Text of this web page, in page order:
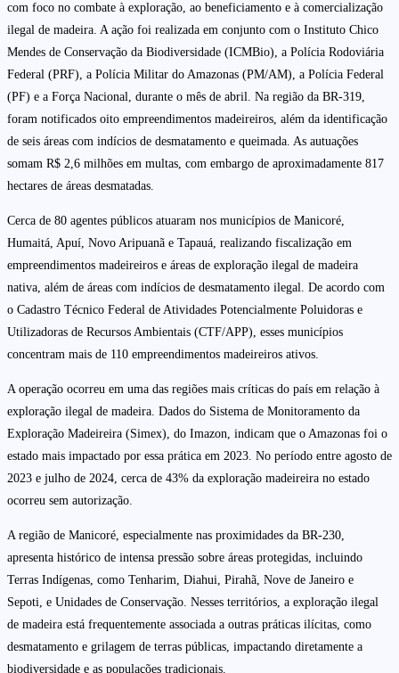
com foco no combate à exploração, ao beneficiamento e à comercialização
ilegal de madeira. A ação foi realizada em conjunto com o Instituto Chico
Mendes de Conservação da Biodiversidade (ICMBio), a Polícia Rodoviária
Federal (PRF), a Polícia Militar do Amazonas (PM/AM), a Polícia Federal
(PF) e a Força Nacional, durante o mês de abril. Na região da BR-319,
foram notificados oito empreendimentos madeireiros, além da identificação
de seis áreas com indícios de desmatamento e queimada. As autuações
somam R$ 2,6 milhões em multas, com embargo de aproximadamente 817
hectares de áreas desmatadas.
Cerca de 80 agentes públicos atuaram nos municípios de Manicoré,
Humaitá, Apuí, Novo Aripuanã e Tapauá, realizando fiscalização em
empreendimentos madeireiros e áreas de exploração ilegal de madeira
nativa, além de áreas com indícios de desmatamento ilegal. De acordo com
o Cadastro Técnico Federal de Atividades Potencialmente Poluidoras e
Utilizadoras de Recursos Ambientais (CTF/APP), esses municípios
concentram mais de 110 empreendimentos madeireiros ativos.
A operação ocorreu em uma das regiões mais críticas do país em relação à
exploração ilegal de madeira. Dados do Sistema de Monitoramento da
Exploração Madeireira (Simex), do Imazon, indicam que o Amazonas foi o
estado mais impactado por essa prática em 2023. No período entre agosto de
2023 e julho de 2024, cerca de 43% da exploração madeireira no estado
ocorreu sem autorização.
A região de Manicoré, especialmente nas proximidades da BR-230,
apresenta histórico de intensa pressão sobre áreas protegidas, incluindo
Terras Indígenas, como Tenharim, Diahui, Pirahã, Nove de Janeiro e
Sepoti, e Unidades de Conservação. Nesses territórios, a exploração ilegal
de madeira está frequentemente associada a outras práticas ilícitas, como
desmatamento e grilagem de terras públicas, impactando diretamente a
biodiversidade e as populações tradicionais.